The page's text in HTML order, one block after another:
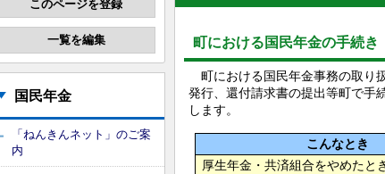
国民年金
「ねんきんネット」のご案
内
町における国民年金の手続き
町における国民年金事務の取り
発行、還付請求書の提出等町で手
します。
こんなとき
厚生年金・共済組合をやめたと